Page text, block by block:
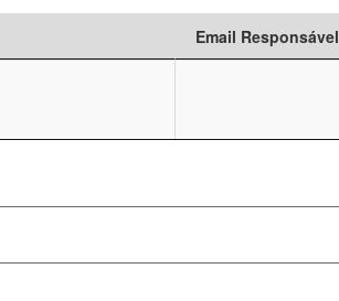
Email Responsável